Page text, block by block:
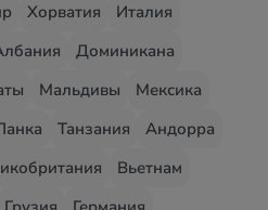
Хорватия
Италия
Доминикана
Мальдивы
Мексика
Танзания
Андорра
Вьетнам